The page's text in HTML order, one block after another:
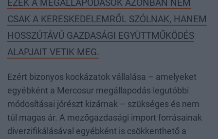
EZEK A MEGÁLLAPODÁSOK AZONBAN NEM
CSAK A KERESKEDELEMRŐL SZÓLNAK, HANEM
HOSSZÚTÁVÚ GAZDASÁGI EGYÜTTMŰKÖDÉS
ALAPJAIT VETIK MEG.
Ezért bizonyos kockázatok vállalása – amelyeket
egyébként a Mercosur megállapodás legutóbbi
módosításai jórészt kizárnak – szükséges és nem
túl magas ár. A mezőgazdasági import forrásainak
diverzifikálásával egyébként is csökkenthető a